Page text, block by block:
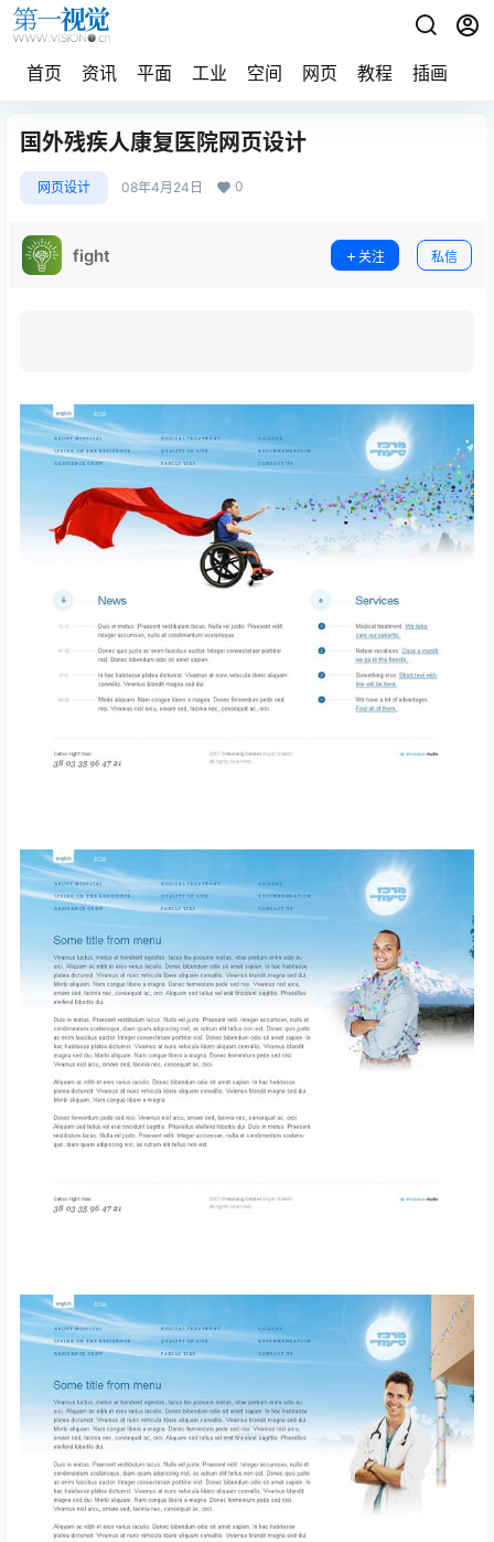
首页 资讯 平面 工业 空间 网页 教程 插画
国外残疾人康复医院网页设计
网页设计 08年4月24日 0
fight 关注 私信